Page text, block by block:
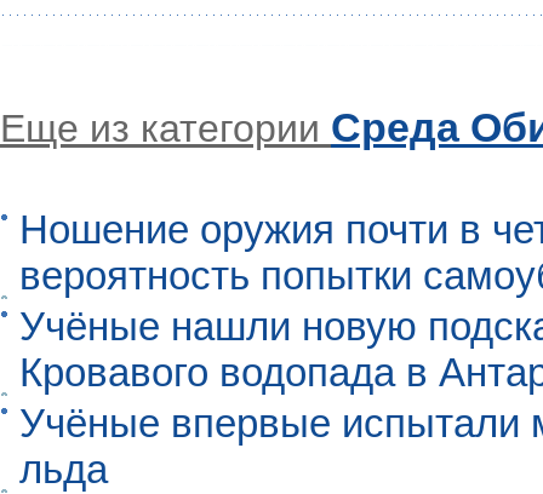
Еще из категории Среда
Ношение оружия почти в
вероятность попытки
Учёные нашли новую
Кровавого водопада в
Учёные впервые испытали
льда